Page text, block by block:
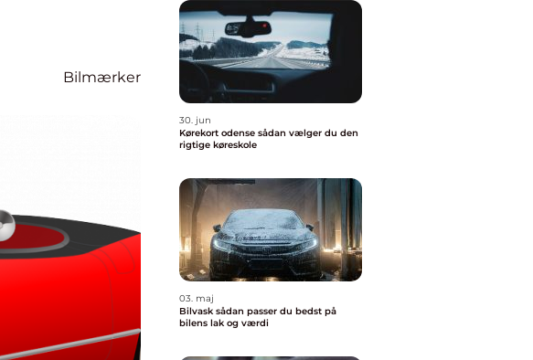
Bilmærker
30. jun
Kørekort odense sådan vælger du den
rigtige køreskole
03. maj
Bilvask sådan passer du bedst på
bilens lak og værdi